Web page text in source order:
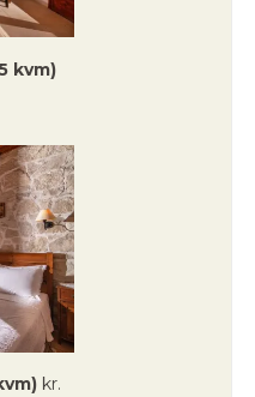
kvm)
kr.